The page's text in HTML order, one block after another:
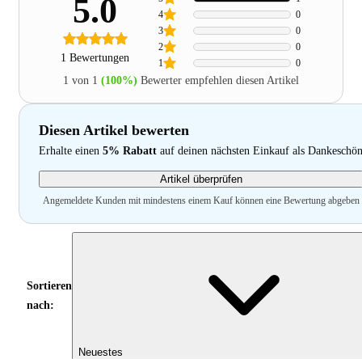
5.0
1 Bewertungen 1 0
2 0
3 0
4 0
1 von 1 (100%) Bewerter empfehlen diesen Artikel
Diesen Artikel bewerten
Erhalte einen 5% Rabatt auf deinen nächsten Einkauf als Dankeschön
Artikel überprüfen
Angemeldete Kunden mit mindestens einem Kauf können eine Bewertung abgeben
Sortieren
nach:
Neuestes